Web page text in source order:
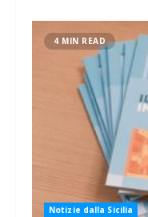
4 MIN READ
Notizie dalla Sicilia